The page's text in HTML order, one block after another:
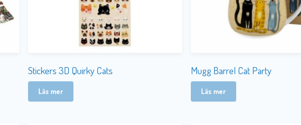
Stickers 3D Quirky Cats
Läs mer
Mugg Barrel Cat Party
Läs mer